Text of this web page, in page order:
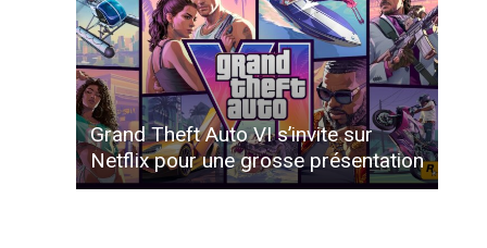
Grand Theft Auto VI s’invite sur
Netflix pour une grosse présentation